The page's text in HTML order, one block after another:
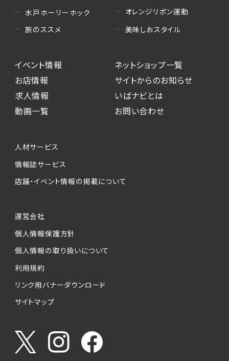
び発送 ・ユーザーの趣向や属性情報等の分析
（5）広告主への問い合わせ・応募等への対応
・本サービスを通じて求人広告に応募した際の
選考に関する連絡
・本サービスを通じて店舗への来店予約を登録
した際の内容確認、返答
本サービスが収集する個人情報は、ご本人の意
ービスの実施にあたりそれぞれ必要となる項目
を入力いただかない場合は、各々のサービスを
個人情報の第三者への提供について
当社は、以下の提供先に対して個人情報を提供
します。
(1)お客様が求人応募フォームより個人情報を
送信した事業主（広告主）への提供
お客様が求職活動・応募等を行った企業による
うやりとり・情報提供（採否・合否の検討を含み
ます）
水戸ホーリーホック
旅のススメ
オレンジリボン運動
美味しおスタイル
イベント情報
お店情報
求人情報
動画一覧
ネットショップ一覧
サイトからのお知らせ
いばナビとは
お問い合わせ
人材サービス
情報誌サービス
店舗・イベント情報の掲載について
運営会社
個人情報保護方針
個人情報の取り扱いについて
利用規約
リンク用バナーダウンロード
サイトマップ